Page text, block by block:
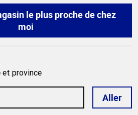
moi
et province
Aller